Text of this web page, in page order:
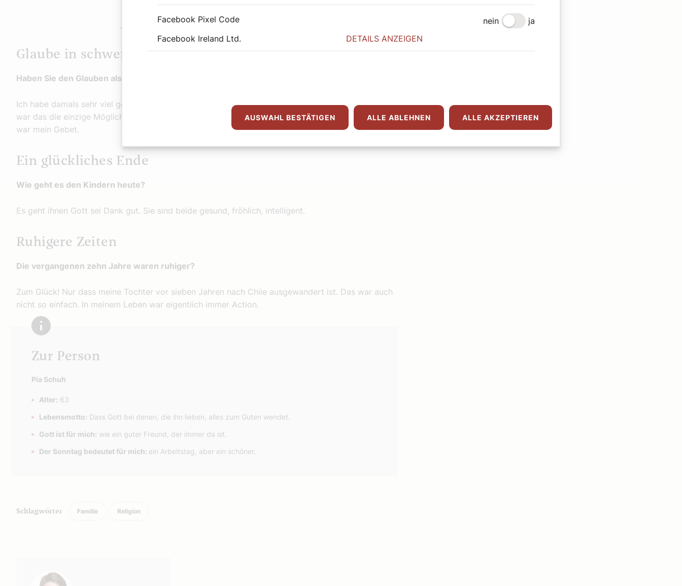
Ohr zu haben.“
Glaube in schweren Zeiten
Haben Sie den Glauben als hilfreich erfahren?
Ich habe damals sehr viel gebetet. Und die Kinder immer wieder in Gottes Hand gelegt. Für mich
war das die einzige Möglichkeit, um das alles zu schaffen. ‚Lieber Gott, pass du auf das Kind auf‘
war mein Gebet.
Ein glückliches Ende
Wie geht es den Kindern heute?
Es geht ihnen Gott sei Dank gut. Sie sind beide gesund, fröhlich, intelligent.
Ruhigere Zeiten
Die vergangenen zehn Jahre waren ruhiger?
Zum Glück! Nur dass meine Tochter vor sieben Jahren nach Chile ausgewandert ist. Das war auch
nicht so einfach. In meinem Leben war eigentlich immer Action.
Zur Person
Pia Schuh
Alter: 63
Lebensmotto: Dass Gott bei denen, die ihn lieben, alles zum Guten wendet.
Gott ist für mich: wie ein guter Freund, der immer da ist.
Der Sonntag bedeutet für mich: ein Arbeitstag, aber ein schöner.
Schlagwörter Familie Religion
Facebook Pixel Code nein
ja
Facebook Ireland Ltd.
DETAILS ANZEIGEN
AUSWAHL BESTÄTIGEN ALLE ABLEHNEN ALLE AKZEPTIEREN